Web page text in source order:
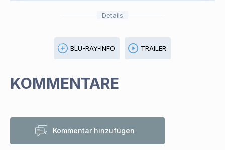
Details
BLU-RAY-INFO TRAILER
KOMMENTARE
Kommentar hinzufügen